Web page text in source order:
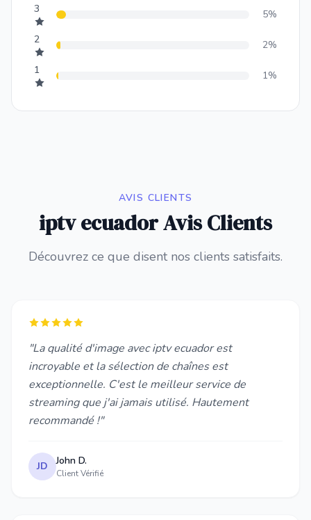
3
5%
2
2%
1
1%
AVIS CLIENTS
iptv ecuador Avis Clients
Découvrez ce que disent nos clients satisfaits.
"La qualité d'image avec iptv ecuador est
incroyable et la sélection de chaînes est
exceptionnelle. C'est le meilleur service de
streaming que j'ai jamais utilisé. Hautement
recommandé !"
JD John D.
Client Vérifié